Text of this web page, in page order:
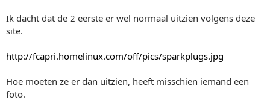
Ik dacht dat de 2 eerste er wel normaal uitzien volgens deze
site.
http://fcapri.homelinux.com/off/pics/sparkplugs.jpg
Hoe moeten ze er dan uitzien, heeft misschien iemand een
foto.